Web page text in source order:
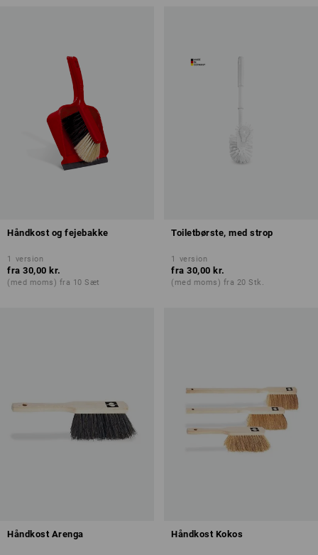
Håndkost og fejebakke
1 version
fra 30,00 kr.
(med moms) fra 10 Sæt
Toiletbørste, med strop
1 version
fra 30,00 kr.
(med moms) fra 20 Stk.
Håndkost Arenga Håndkost Kokos